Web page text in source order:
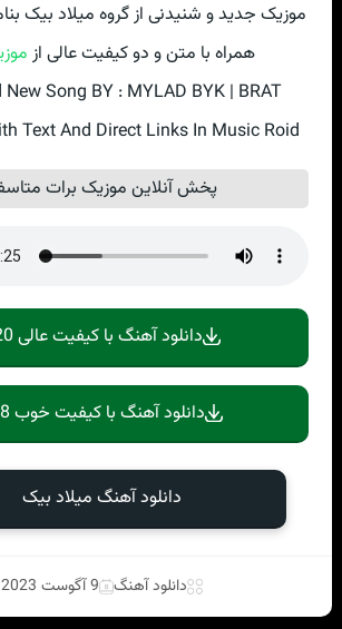
موزیک جدید و شنیدنی از گروه میلاد بیک
همراه با متن و دو کیفیت عالی از
Song BY : MYLAD BYK | BRAT
Text And Direct Links In Music Roid
پخش آنلاین موزیک برات
دانلود آهنگ با کیفیت عالی 320
دانلود آهنگ با کیفیت خوب 128
دانلود آهنگ میلاد بیک
دانلود آهنگ 9 آگوست 2023